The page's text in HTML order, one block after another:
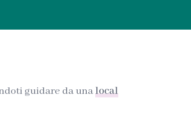
guidare da unalocal